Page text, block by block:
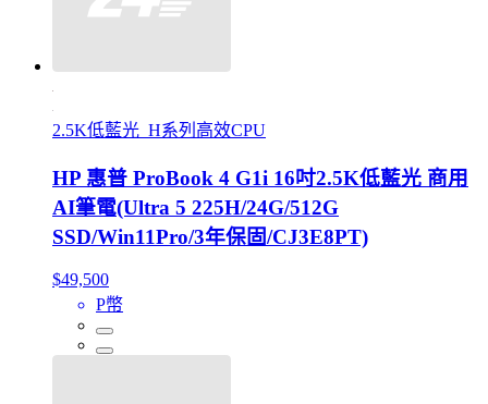
2.5K低藍光_H系列高效CPU
HP 惠普 ProBook 4 G1i 16吋2.5K低藍光 商用
AI筆電(Ultra 5 225H/24G/512G
SSD/Win11Pro/3年保固/CJ3E8PT)
$49,500
P幣